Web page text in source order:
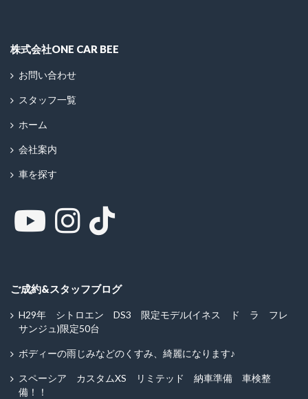
株式会社ONE CAR BEE
お問い合わせ
スタッフ一覧
ホーム
会社案内
車を探す
ご成約&スタッフブログ
H29年 シトロエン DS3 限定モデル(イネス ド ラ フレ
サンジュ)限定50台
ボディーの雨じみなどのくすみ、綺麗になります♪
スペーシア カスタムXS リミテッド 納車準備 車検整
備！！